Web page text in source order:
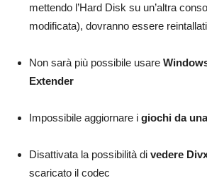
mettendo l’Hard Disk su un’altra
modificata), dovranno essere
Non sarà più possibile usare
Extender
Impossibile aggiornare i giochi da
Disattivata la possibilità di vedere
scaricato il codec